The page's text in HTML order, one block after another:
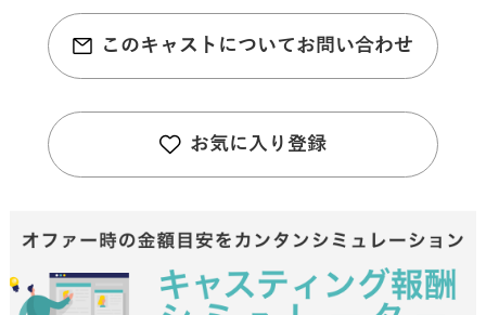
このキャストについてお問い合わせ
お気に入り登録